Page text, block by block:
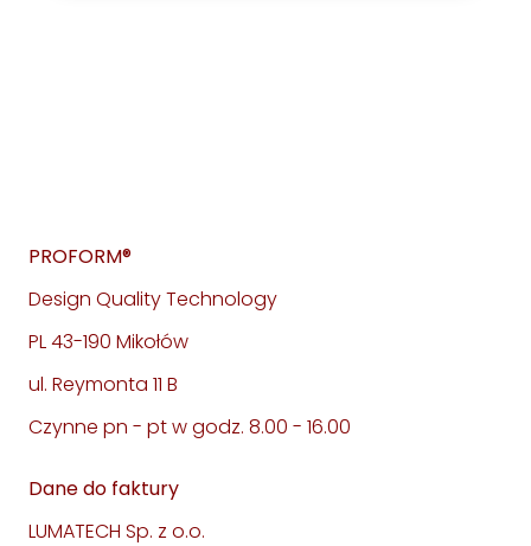
PROFORM®
Design Quality Technology
PL 43-190 Mikołów
ul. Reymonta 11 B
Czynne pn - pt w godz. 8.00 - 16.00
Dane do faktury
LUMATECH Sp. z o.o.